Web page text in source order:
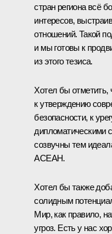
стран региона всё
интересов,
отношений. Такой
и мы готовы к
из этого тезиса.
Хотел бы отметить,
к утверждению
безопасности, к
дипломатическими
созвучны тем
АСЕАН.
Хотел бы также
солидным
Мир, как правило,
угроз. Есть у нас